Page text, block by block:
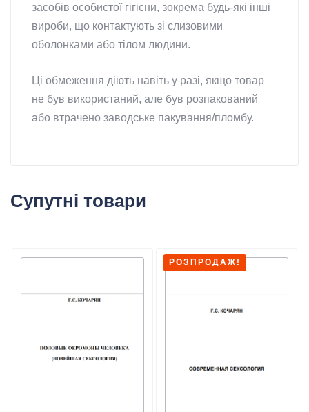
засобів особистої гігієни, зокрема будь-які інші
вироби, що контактують зі слизовими
оболонками або тілом людини.
Ці обмеження діють навіть у разі, якщо товар
не був використаний, але був розпакований
або втрачено заводське пакування/пломбу.
Супутні товари
РОЗПРОДАЖ!